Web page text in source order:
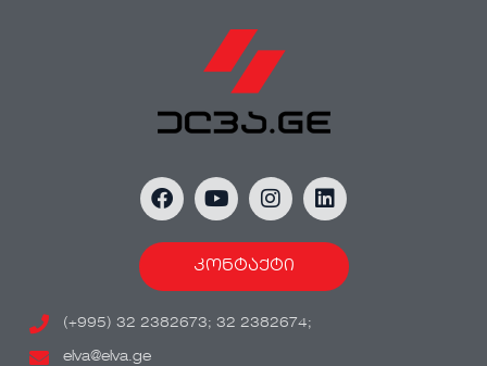
კონტაქტი
(+995) 32 2382673; 32 2382674;
elva@elva.ge